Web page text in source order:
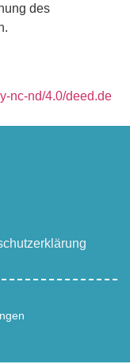
des
nc-nd/4.0/deed.de